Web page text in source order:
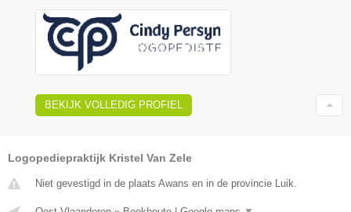
BEKIJK VOLLEDIG PROFIEL
Logopediepraktijk Kristel Van Zele
Niet gevestigd in de plaats Awans en in de provincie Luik.